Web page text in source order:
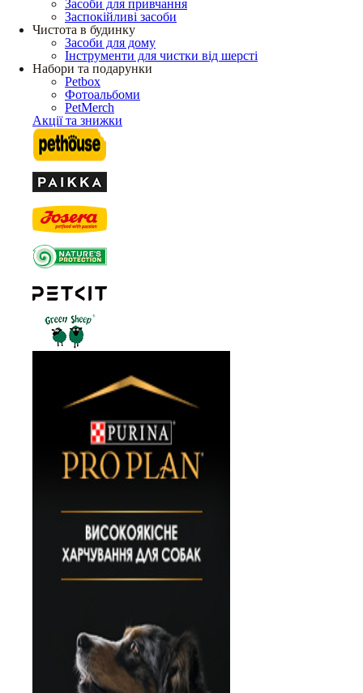
Засоби для привчання
Заспокійливі засоби
Чистота в будинку
Засоби для дому
Інструменти для чистки від шерсті
Набори та подарунки
Petbox
Фотоальбоми
PetMerch
Акції та знижки